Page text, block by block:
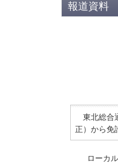
報道資料
東北総合
正）から免
ローカル